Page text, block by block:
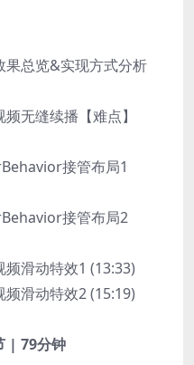
果总览&实现方式分析
无缝续播【难点】
接管布局1
接管布局2
频滑动特效1 (13:33)
频滑动特效2 (15:19)
| 79分钟